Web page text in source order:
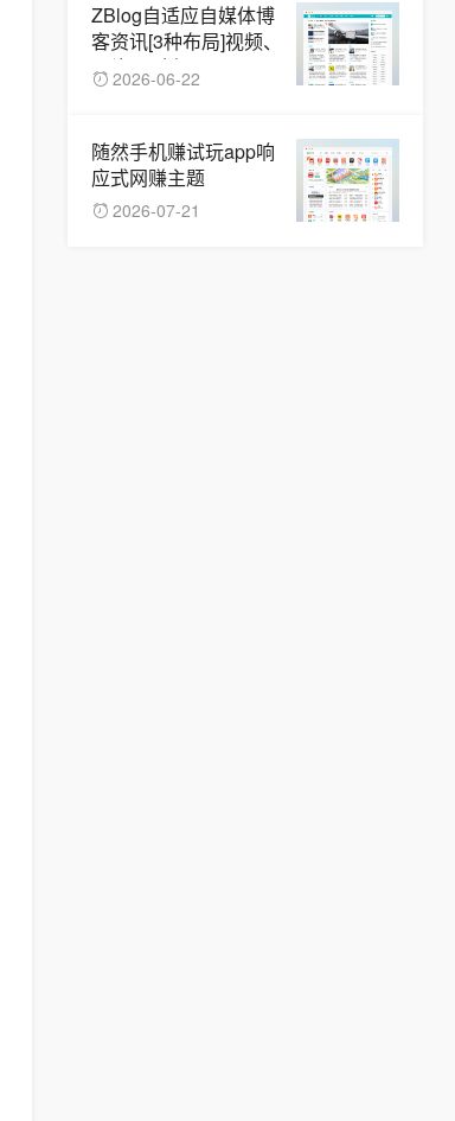
ZBlog自适应自媒体博
客资讯[3种布局]视频、
图片、列表
2026-06-22
随然手机赚试玩app响
应式网赚主题
2026-07-21